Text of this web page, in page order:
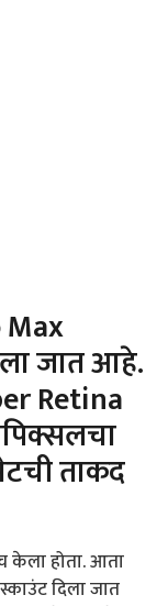
जात आहे.
Retina
ताकद
केला होता. आता
दिला जात